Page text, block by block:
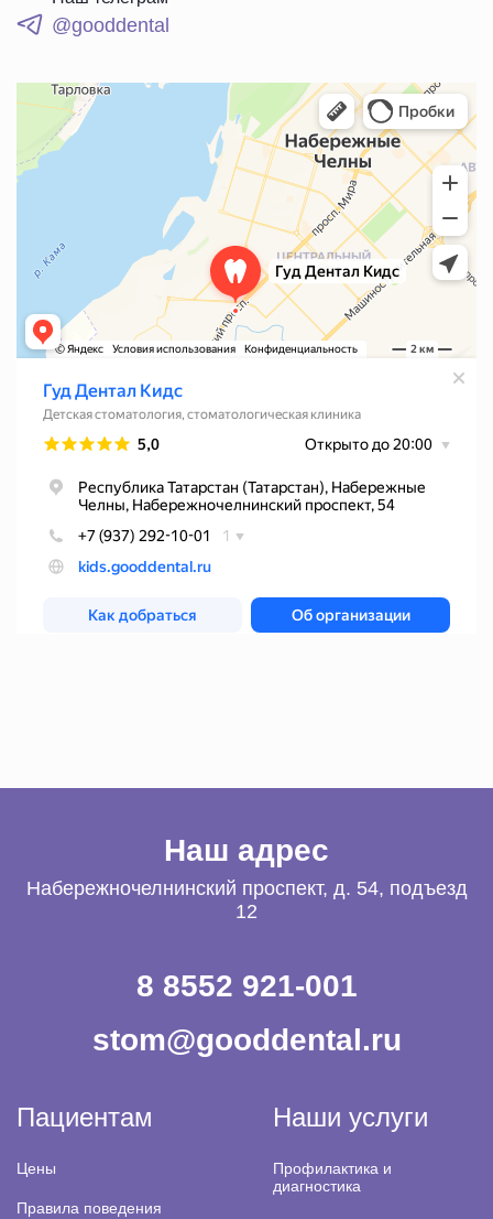
@gooddental
Наш адрес
Набережночелнинский проспект, д. 54, подъезд
12
8 8552 921-001
stom@gooddental.ru
Пациентам
Цены
Правила поведения
Наши услуги
Профилактика и
диагностика